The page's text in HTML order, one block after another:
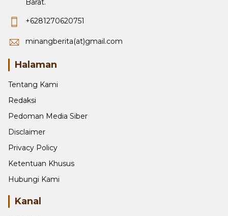
Barat.
+6281270620751
minangberita(at)gmail.com
Halaman
Tentang Kami
Redaksi
Pedoman Media Siber
Disclaimer
Privacy Policy
Ketentuan Khusus
Hubungi Kami
Kanal